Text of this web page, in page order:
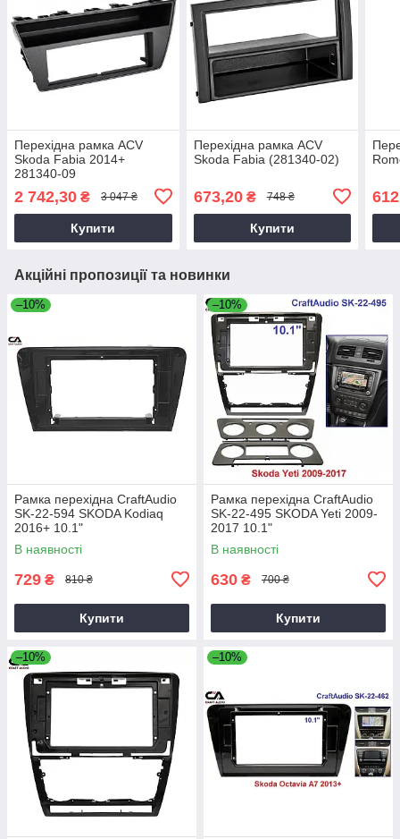
Перехідна рамка ACV
Skoda Fabia 2014+
281340-09
2 742,30 ₴ 3 047 ₴
Купити
Перехідна рамка ACV
Skoda Fabia (281340-02)
673,20₴ 748 ₴
Купити
Акційні пропозиції та новинки
–10%
Рамка перехідна CraftAudio
SK-22-594 SKODA Kodiaq
2016+ 10.1"
В наявності
729 ₴ 810 ₴
Купити
–10%
Рамка перехідна CraftAudio
SK-22-495 SKODA Yeti 2009-
2017 10.1"
В наявності
630 ₴ 700 ₴
Купити
–10% –10%